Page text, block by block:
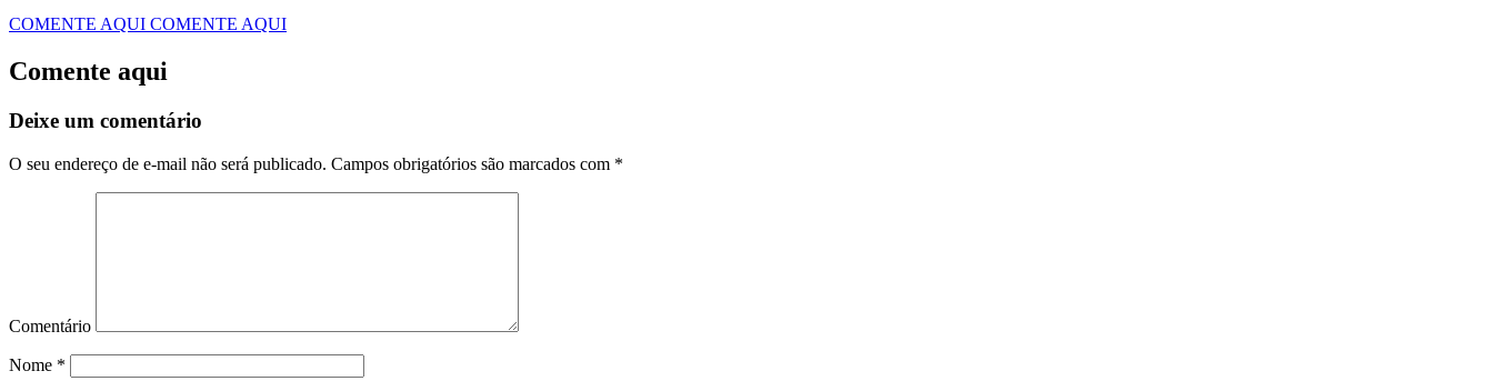
COMENTE AQUI COMENTE AQUI
Comente aqui
Deixe um comentário
O seu endereço de e-mail não será publicado. Campos obrigatórios são marcados com *
Comentário
Nome *